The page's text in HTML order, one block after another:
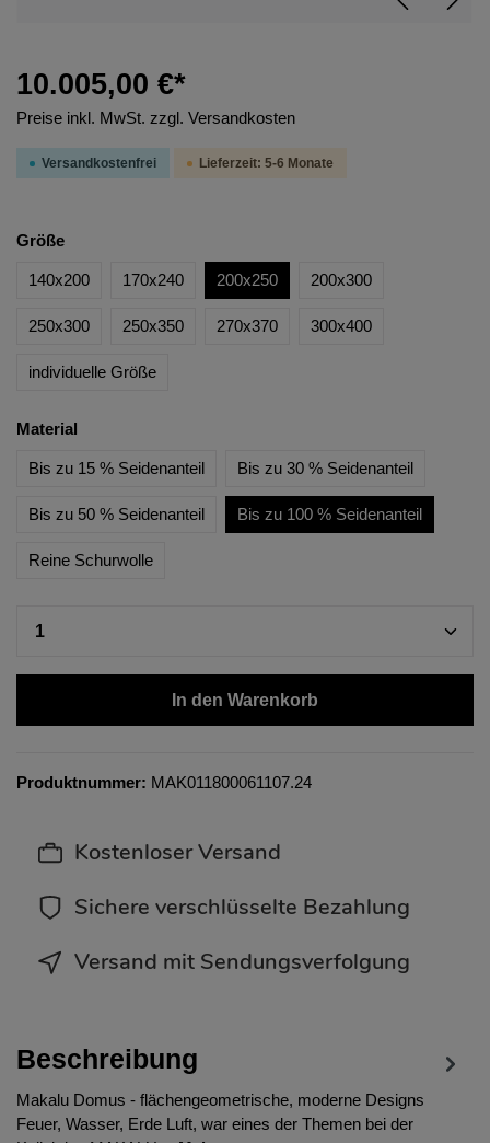
10.005,00 €*
Preise inkl. MwSt. zzgl. Versandkosten
Versandkostenfrei Lieferzeit: 5-6 Monate
Größe
140x200 170x240 200x250 200x300
250x300 250x350 270x370 300x400
individuelle Größe
Material
Bis zu 15 % Seidenanteil Bis zu 30 % Seidenanteil
Bis zu 50 % Seidenanteil Bis zu 100 % Seidenanteil
Reine Schurwolle
In den Warenkorb
Produktnummer: MAK011800061107.24
Kostenloser Versand
Sichere verschlüsselte Bezahlung
Versand mit Sendungsverfolgung
Beschreibung
Makalu Domus - flächengeometrische, moderne Designs
Feuer, Wasser, Erde Luft, war eines der Themen bei der